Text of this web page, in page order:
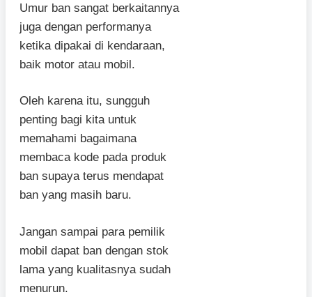
Umur ban sangat berkaitannya
juga dengan performanya
ketika dipakai di kendaraan,
baik motor atau mobil.
Oleh karena itu, sungguh
penting bagi kita untuk
memahami bagaimana
membaca kode pada produk
ban supaya terus mendapat
ban yang masih baru.
Jangan sampai para pemilik
mobil dapat ban dengan stok
lama yang kualitasnya sudah
menurun.